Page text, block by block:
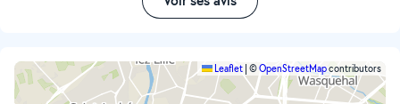
Leaflet ©OpenStreetMapcontributors